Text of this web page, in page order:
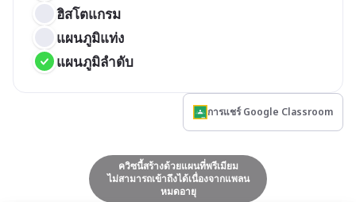
ฮิสโตแกรม
แผนภูมิแท่ง
แผนภูมิลำดับ
การแชร์ Google Classroom
ควิซนี้สร้างด้วยแผนที่พรีเมียม
ไม่สามารถเข้าถึงได้เนื่องจากแพลน
หมดอายุ